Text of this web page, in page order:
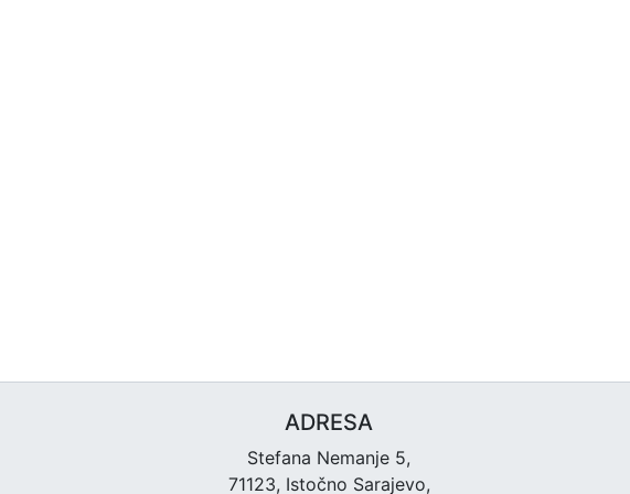
ADRESA
Stefana Nemanje 5,
71123, Istočno Sarajevo,